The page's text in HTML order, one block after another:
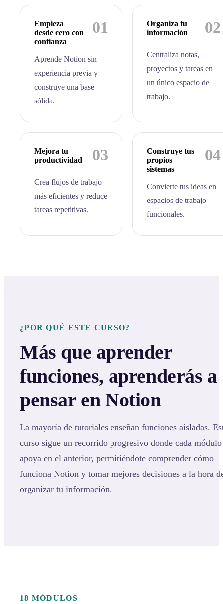
01
Empieza
desde cero con
confianza
Aprende Notion sin
experiencia previa y
construye una base
sólida.
02
Organiza tu
información
Centraliza notas,
proyectos y tareas en
un único espacio de
trabajo.
03
Mejora tu
productividad
Crea flujos de trabajo
más eficientes y reduce
tareas repetitivas.
04
Construye tus
propios
sistemas
Convierte tus ideas en
espacios de trabajo
funcionales.
¿POR QUÉ ESTE CURSO?
Más que aprender
funciones, aprenderás a
pensar en Notion
La mayoría de tutoriales enseñan funciones aisladas.
curso sigue un recorrido progresivo donde cada módulo
apoya en el anterior, permitiéndote comprender cómo
funciona Notion y tomar mejores decisiones a la hora
organizar tu información.
18 MÓDULOS